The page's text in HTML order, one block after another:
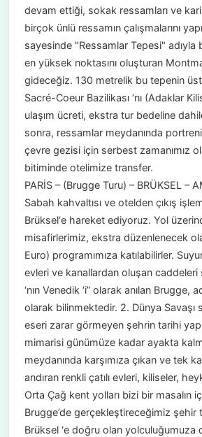
devam ettiği, sokak ressamları ve
birçok ünlü ressamın çalışmalarını
sayesinde "Ressamlar Tepesi" adıyla
en yüksek noktasını oluşturan
gideceğiz. 130 metrelik bu tepenin
Sacré-Coeur Bazilikası ‘nı (Adaklar
ulaşım ücreti, ekstra tur bedeline
sonra, ressamlar meydanında
çevre gezisi için serbest zamanımız
bitiminde otelimize transfer.
PARİS – (Brugge Turu) – BRÜKSEL –
Sabah kahvaltısı ve otelden çıkış
Brüksel‘e hareket ediyoruz. Yol
misafirlerimiz, ekstra düzenlenecek
Euro) programımıza katılabilirler.
evleri ve kanallardan oluşan caddeleri
‘nın Venedik ‘i” olarak anılan Brugge,
olarak bilinmektedir. 2. Dünya Savaşı
eseri zarar görmeyen şehrin tarihi
mimarisi günümüze kadar ayakta
meydanında karşımıza çıkan ve tek
andıran renkli çatılı evleri, kiliseler,
Orta Çağ kent yolları bizi bir masalın
Brugge’de gerçekleştireceğimiz şehir
Brüksel ‘e doğru olan yolculuğumuza